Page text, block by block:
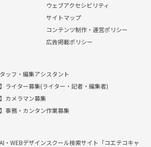
ウェブアクセシビリティ
サイトマップ
コンテンツ制作・運営ポリシー
広告掲載ポリシー
ッフ・編集アシスタント
ライター募集(ライター・記者・編集者)
カメラマン募集
事務・カンタン作業募集
・WEBデザインスクール検索サイト「コエテコキャ